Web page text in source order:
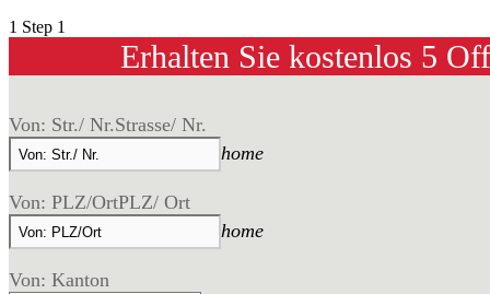
1 Step 1
Erhalten Sie kostenlos 5
Von: Str./ Nr.Strasse/ Nr.
home
Von: PLZ/OrtPLZ/ Ort
home
Von: Kanton